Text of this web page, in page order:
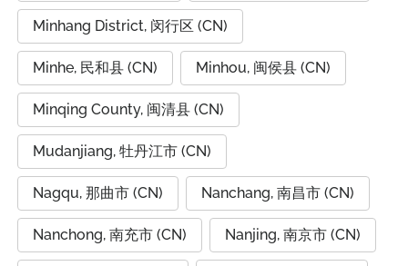
Minhang District, 闵行区 (CN)
Minhe, 民和县 (CN) Minhou, 闽侯县 (CN)
Minqing County, 闽清县 (CN)
Mudanjiang, 牡丹江市 (CN)
Nagqu, 那曲市 (CN) Nanchang, 南昌市 (CN)
Nanchong, 南充市 (CN) Nanjing, 南京市 (CN)